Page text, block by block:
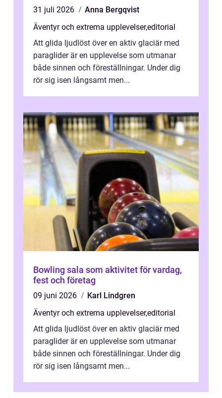
31 juli 2026
Anna Bergqvist
Äventyr och extrema upplevelser,editorial
Att glida ljudlöst över en aktiv glaciär med
paraglider är en upplevelse som utmanar
både sinnen och föreställningar. Under dig
rör sig isen långsamt men...
Bowling sala som aktivitet för vardag,
fest och företag
09 juni 2026
Karl Lindgren
Äventyr och extrema upplevelser,editorial
Att glida ljudlöst över en aktiv glaciär med
paraglider är en upplevelse som utmanar
både sinnen och föreställningar. Under dig
rör sig isen långsamt men...